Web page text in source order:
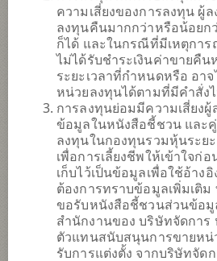
SCBRMLEQ
กองทุนเปิดไทยพาณิชย์หุ้น Low Volatility เพื่อ
ระดับความเสี่ยง
NAV ประจำวัน
(ตามสกุลเงินของกองทุน)
ความเสี่ยงของการลงทุน ผู้
ลงทุนคืนมากกว่าหรือน้อยก
ก็ได้ และในกรณีที่มีเหตุกา
ไม่ได้รับชำระเงินค่าขายคื
ระยะเวลาที่กำหนดหรือ อา
หน่วยลงทุนได้ตามที่มีคำสั่ง
การลงทุนย่อมมีความเสี่ยง
ข้อมูลในหนังสือชี้ชวน และ
ลงทุนในกองทุนรวมหุ้นระย
เพื่อการเลี้ยงชีพให้เข้าใจก่
เก็บไว้เป็นข้อมูลเพื่อใช้อ้าง
ต้องการทราบข้อมูลเพิ่มเติ
ขอรับหนังสือชี้ชวนส่วนข้อมู
สำนักงานของ บริษัทจัดการ
ตัวแทนสนับสนุนการขายห
รับการแต่งตั้ง จากบริษัทจัด